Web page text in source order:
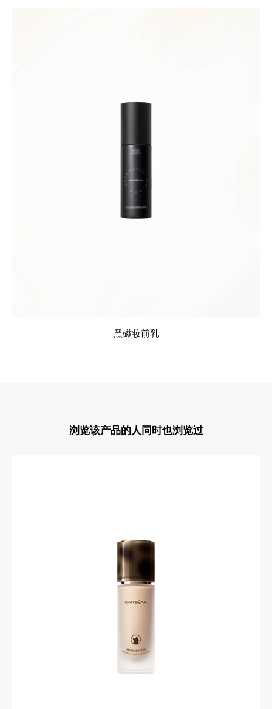
黑磁妆前乳
浏览该产品的人同时也浏览过